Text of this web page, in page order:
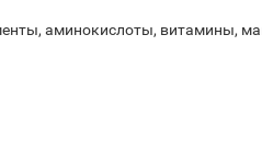
аминокислоты, витамины,